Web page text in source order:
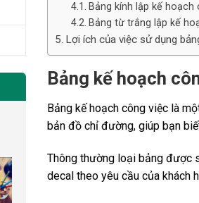
Bảng kính lập kế hoạch
Bảng từ trắng lập kế
Lợi ích của việc sử dụng
Bảng kế hoạch
Bảng kế hoạch công việc là
bản đồ chỉ đường, giúp bạn
Thông thường loại bảng được
decal theo yêu cầu của khách